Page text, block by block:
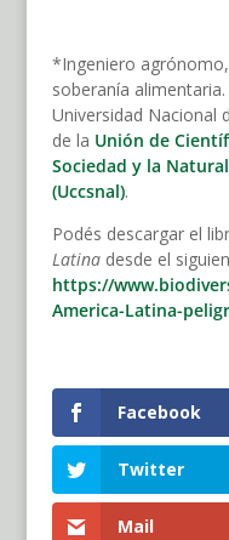
*Ingeniero
soberanía
Universidad Nacional
de la Unión de
Sociedad y la
(Uccsnal).
Podés descargar el
Latinadesde el
https://
America-Latina-
Facebook
Twitter
Mail